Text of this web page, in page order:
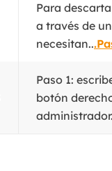
Para
a través de
necesitan..
Paso 1:
botón